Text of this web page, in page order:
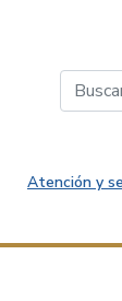
Atención y